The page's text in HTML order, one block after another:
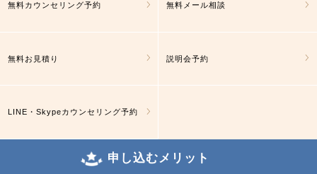
無料カウンセリング予約 無料メール相談
無料お見積り 説明会予約
LINE・Skypeカウンセリング予約
申し込むメリット